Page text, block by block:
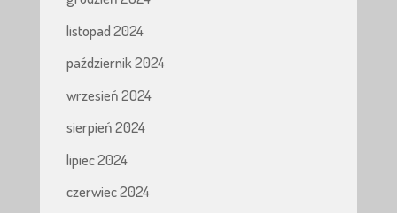
listopad 2024
październik 2024
wrzesień 2024
sierpień 2024
lipiec 2024
czerwiec 2024